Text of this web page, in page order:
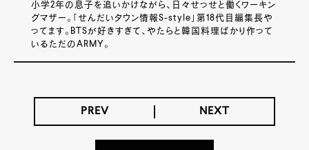
小学2年の息子を追いかけながら、日々せっせと働くワーキン
グマザー。「せんだいタウン情報S-style」第18代目編集長や
ってます。BTSが好きすぎて、やたらと韓国料理ばかり作って
いるただのARMY。
PREV NEXT